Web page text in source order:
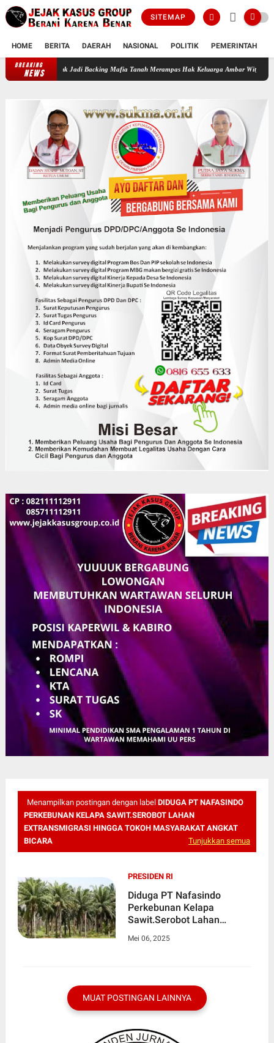
SITEMAP
HOME BERITA DAERAH NASIONAL POLITIK PEMERINTAH
BREAKING
NEWS
Jeruk Jadi Backing Mafia Tanah Merampas Hak Keluarga Ambar Witjaksono Sutarman
Menampilkan postingan dengan label DIDUGA PT NAFASINDO
PERKEBUNAN KELAPA SAWIT.SEROBOT LAHAN
EXTRANSMIGRASI HINGGA TOKOH MASYARAKAT ANGKAT
BICARA
Tunjukkan semua
PRESIDEN RI
Diduga PT Nafasindo
Perkebunan Kelapa
Sawit.Serobot Lahan
Masyarakat Angkat Bicara
Mei 06, 2025
MUAT POSTINGAN LAINNYA